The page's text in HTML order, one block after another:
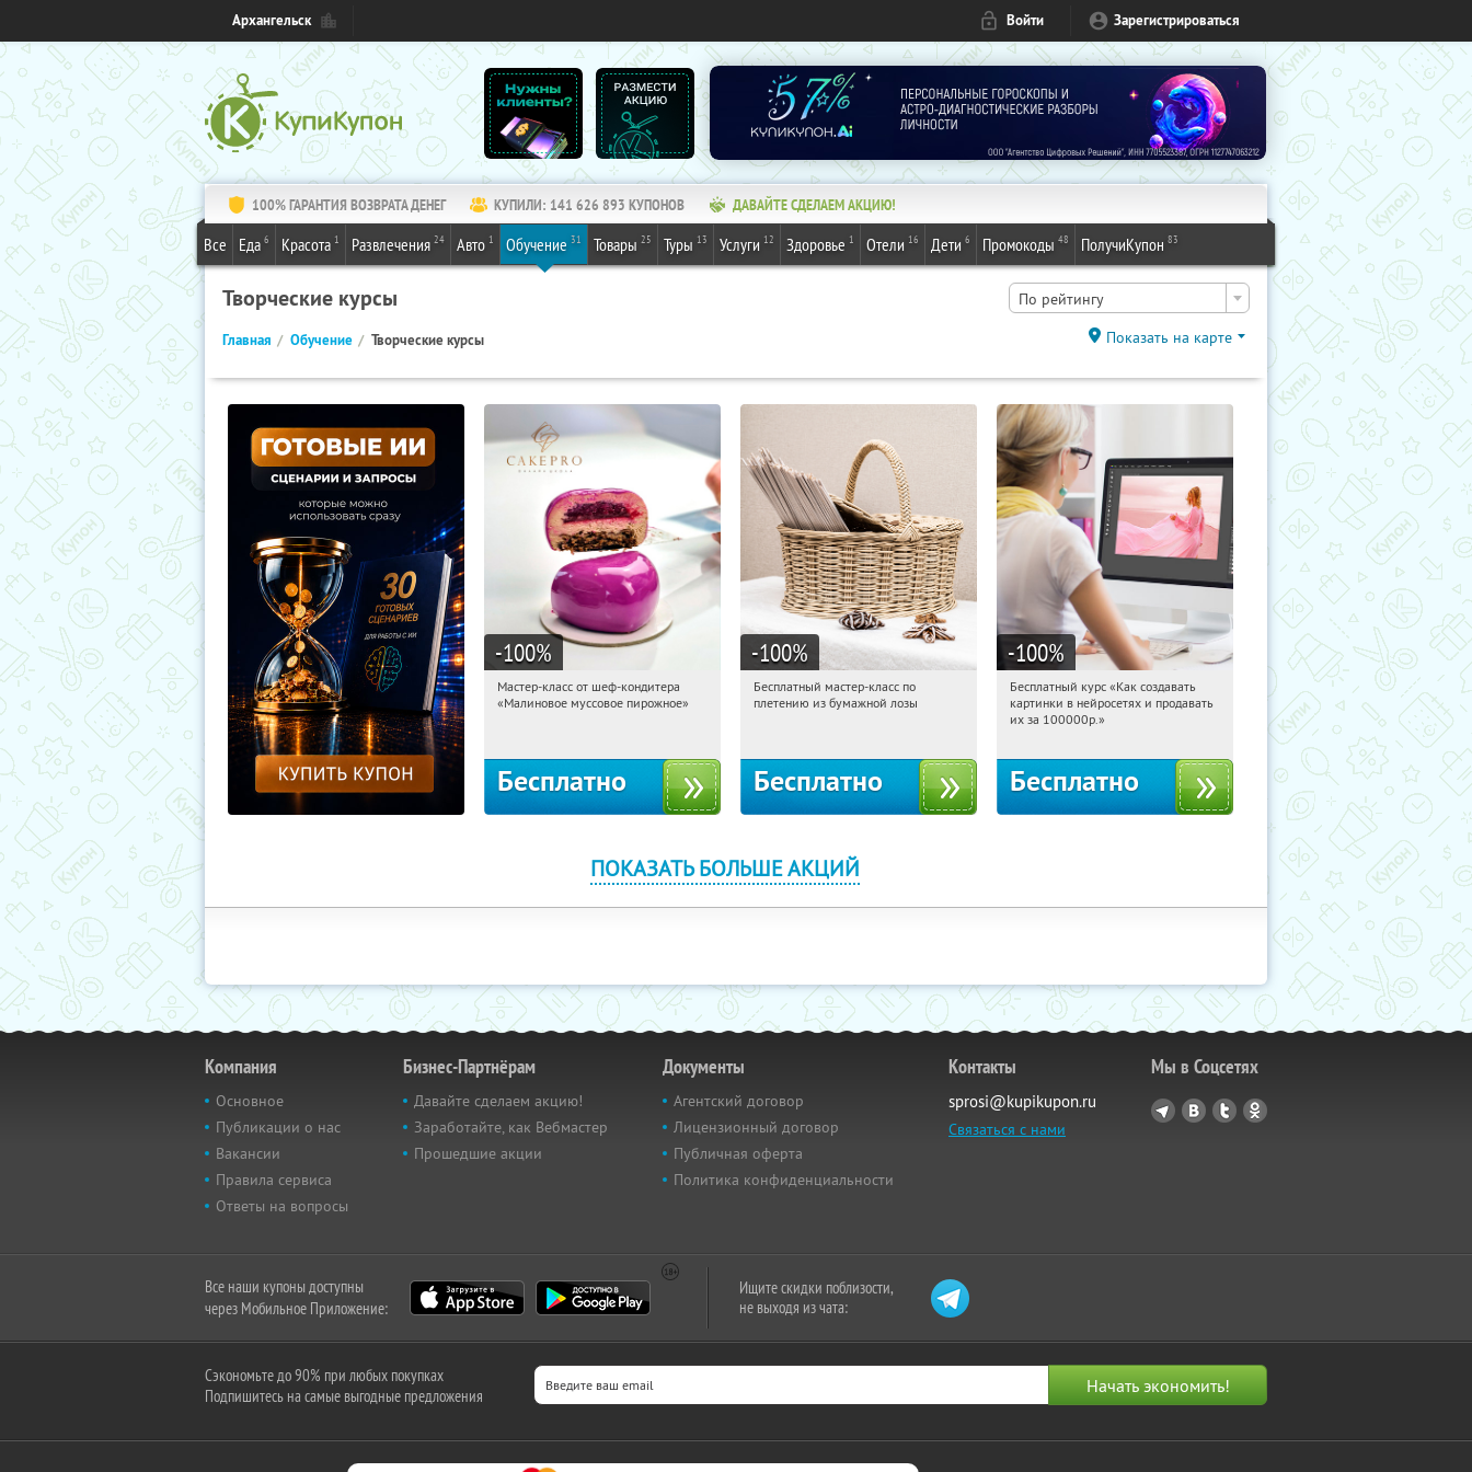
Архангельск Войти Зарегистрироваться
100% ГАРАНТИЯ ВОЗВРАТА ДЕНЕГ КУПИЛИ: 141 626 893 КУПОНОВ ДАВАЙТЕ СДЕЛАЕМ АКЦИЮ!
Все Еда 6 Красота 1 Развлечения 24 Авто 1 Обучение 31 Товары 25 Туры 13 Услуги 12 Здоровье 1 Отели 16 Дети 6 Промокоды 48 ПолучиКупон 83
Творческие курсы По рейтингу
Главная Обучение Творческие курсы Показать на карте
-100%
22:30:15 Получили:
Мастер-класс от шеф-кондитера
«Малиновое муссовое пирожное»
Бесплатно
-100%
22:30:15 Получили:
Бесплатный мастер-класс по
плетению из бумажной лозы
Бесплатно
-100%
22:30:15 Получили:
Россия
Бесплатный курс «Как создавать
картинки в нейросетях и продавать
их за 100000р.»
Бесплатно
ПОКАЗАТЬ БОЛЬШЕ АКЦИЙ
Компания
Основное
Публикации о нас
Вакансии
Правила сервиса
Ответы на вопросы
Бизнес-Партнёрам
Давайте сделаем акцию!
Заработайте, как Вебмастер
Прошедшие акции
Документы
Агентский договор
Лицензионный договор
Публичная оферта
Политика конфиденциальности
Контакты
sprosi@kupikupon.ru
Связаться с нами
Мы в Соцсетях
Все наши купоны доступны
через Мобильное Приложение:
Ищите скидки поблизости,
не выходя из чата:
Сэкономьте до 90% при любых покупках
Подпишитесь на самые выгодные предложения